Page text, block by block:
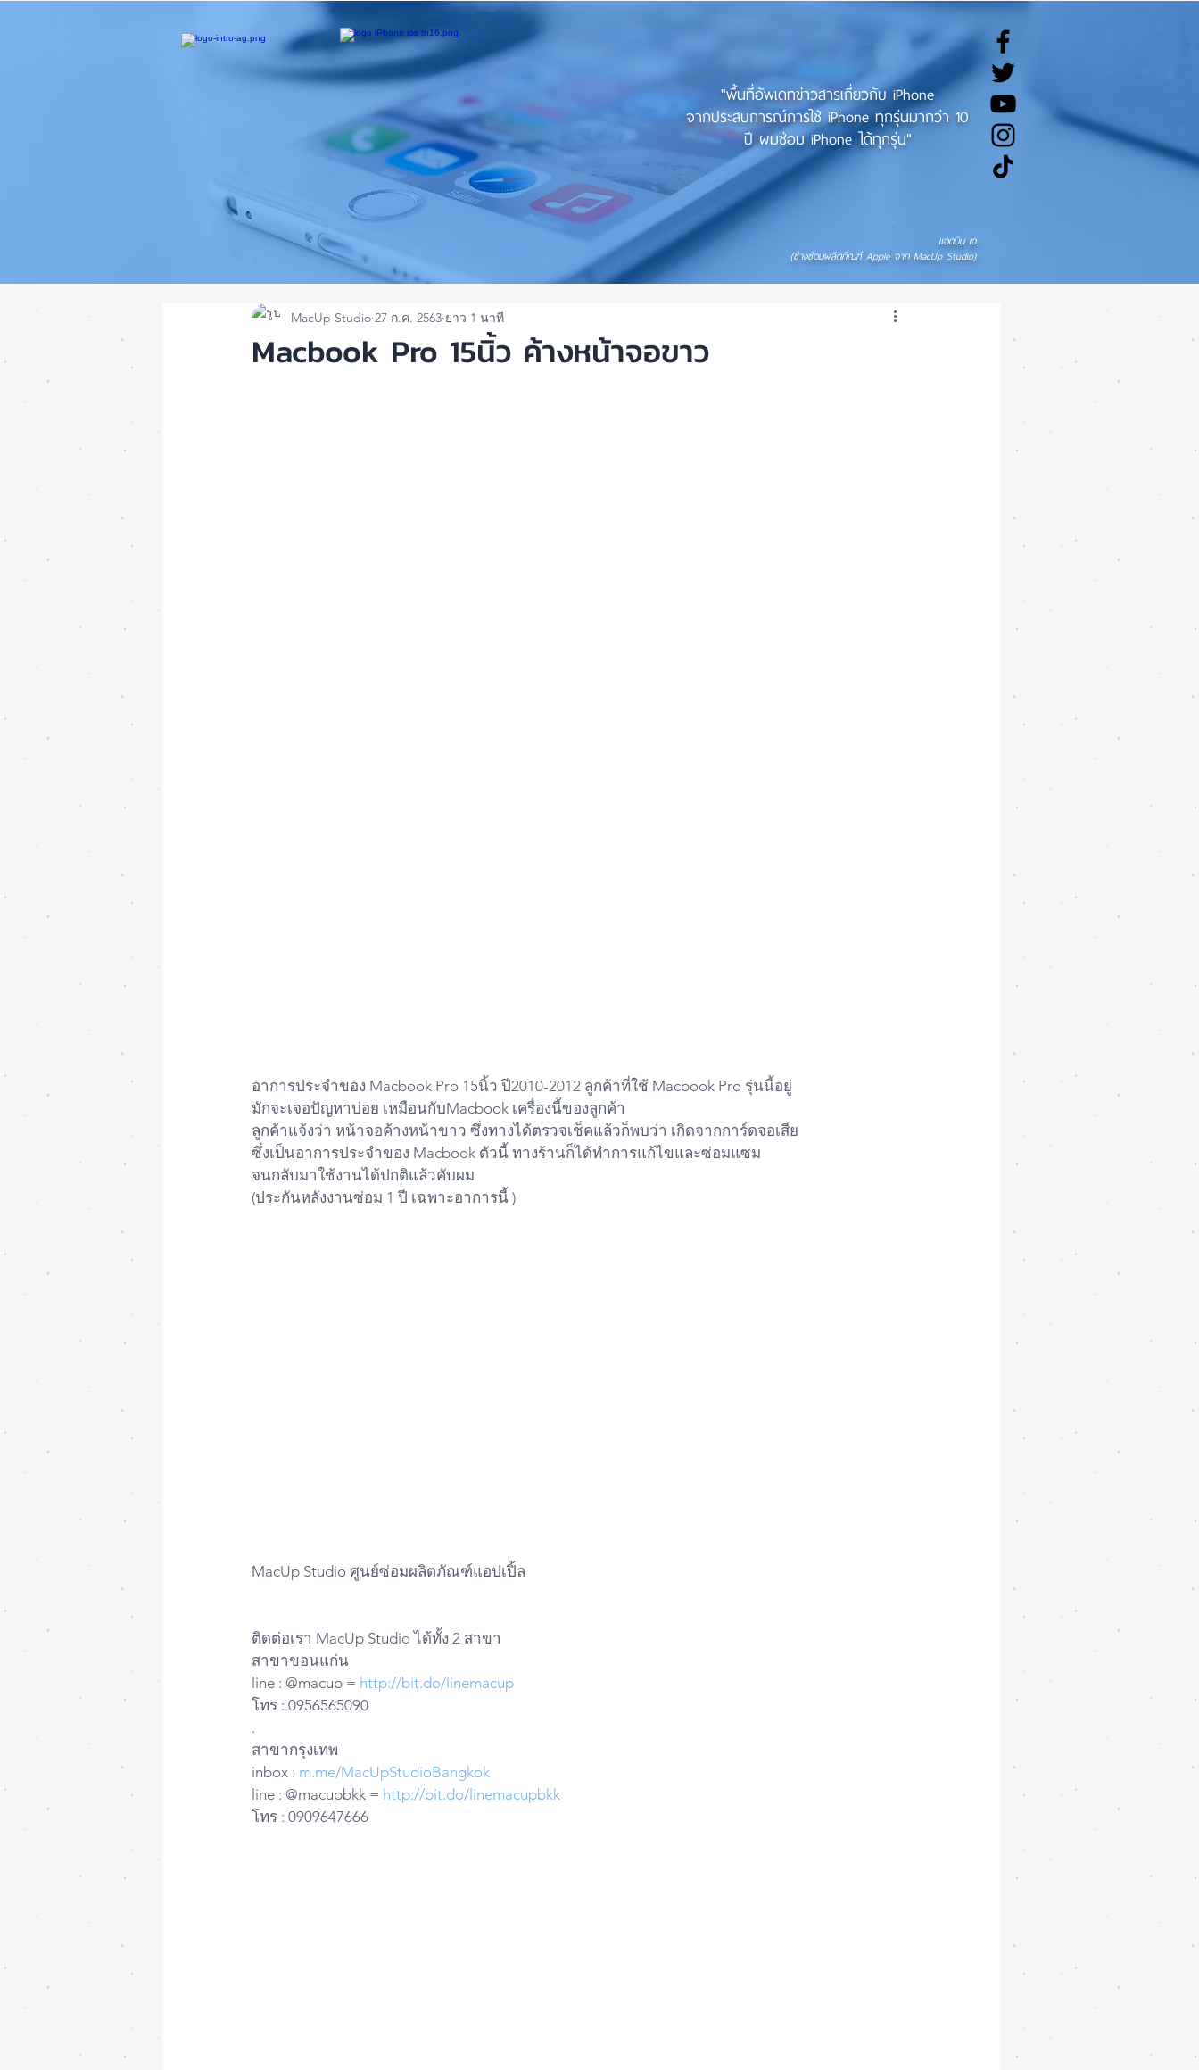
"พื้นที่อัพเดทข่าวสารเกี่ยวกับ iPhone
จากประสบการณ์การใช้ iPhone ทุกรุ่นมากว่า 10
ปี ผมซ่อม iPhone ได้ทุกรุ่น"
แอดมิน เอ
(ช่างซ่อมผลิตภัณฑ์ Apple จาก MacUp Studio)
Macbook Pro 15นิ้ว ค้างหน้าจอขาว
MacUp Studio 27 ก.ค. 2563 ยาว 1 นาที
อาการประจำของ Macbook Pro 15นิ้ว ปี2010-2012 ลูกค้าที่ใช้ Macbook Pro รุ่นนี้อยู่
มักจะเจอปัญหาบ่อย เหมือนกับMacbook เครื่องนี้ของลูกค้า
ลูกค้าแจ้งว่า หน้าจอค้างหน้าขาว ซึ่งทางได้ตรวจเช็คแล้วก็พบว่า เกิดจากการ์ดจอเสีย
ซึ่งเป็นอาการประจำของ Macbook ตัวนี้ ทางร้านก็ได้ทำการแก้ไขและซ่อมแซม
จนกลับมาใช้งานได้ปกติแล้วคับผม
(ประกันหลังงานซ่อม 1 ปี เฉพาะอาการนี้ )
MacUp Studio ศูนย์ซ่อมผลิตภัณฑ์แอปเปิ้ล
ติดต่อเรา MacUp Studio ได้ทั้ง 2 สาขา
สาขาขอนแก่น
line : @macup = http://bit.do/linemacup
โทร : 0956565090
.
สาขากรุงเทพ
inbox : m.me/MacUpStudioBangkok
line : @macupbkk = http://bit.do/linemacupbkk
โทร : 0909647666